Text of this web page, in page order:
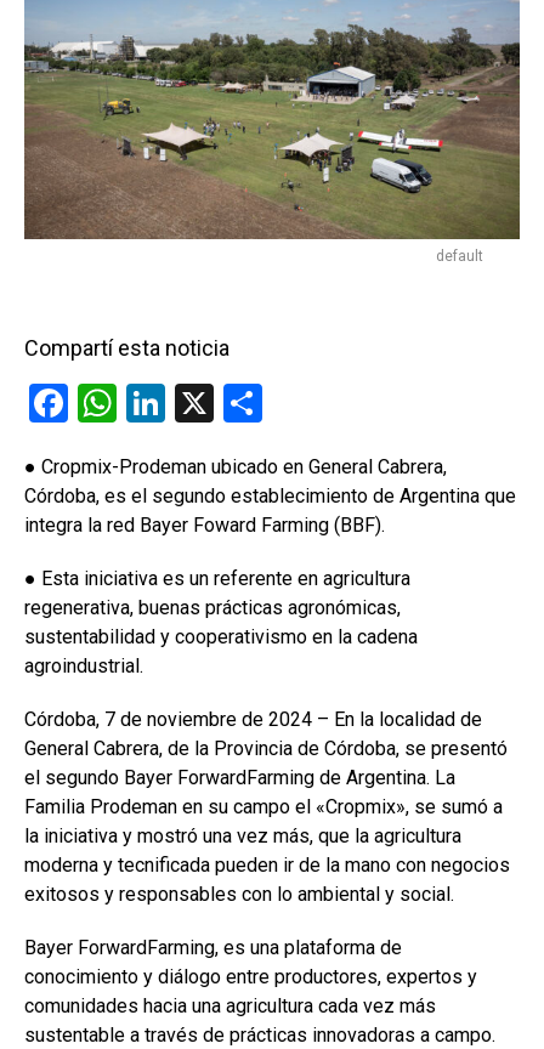
default
Compartí esta noticia
F
ce
b
o
o
k
W
at
s
A
p
p
Li
ke
dI
X
m
p
tir
● Cropmix-Prodeman ubicado en General Cabrera,
Córdoba, es el segundo establecimiento de Argentina que
integra la red Bayer Foward Farming (BBF).
● Esta iniciativa es un referente en agricultura
regenerativa, buenas prácticas agronómicas,
sustentabilidad y cooperativismo en la cadena
agroindustrial.
Córdoba, 7 de noviembre de 2024 – En la localidad de
General Cabrera, de la Provincia de Córdoba, se presentó
el segundo Bayer ForwardFarming de Argentina. La
Familia Prodeman en su campo el «Cropmix», se sumó a
la iniciativa y mostró una vez más, que la agricultura
moderna y tecnificada pueden ir de la mano con negocios
exitosos y responsables con lo ambiental y social.
Bayer ForwardFarming, es una plataforma de
conocimiento y diálogo entre productores, expertos y
comunidades hacia una agricultura cada vez más
sustentable a través de prácticas innovadoras a campo.